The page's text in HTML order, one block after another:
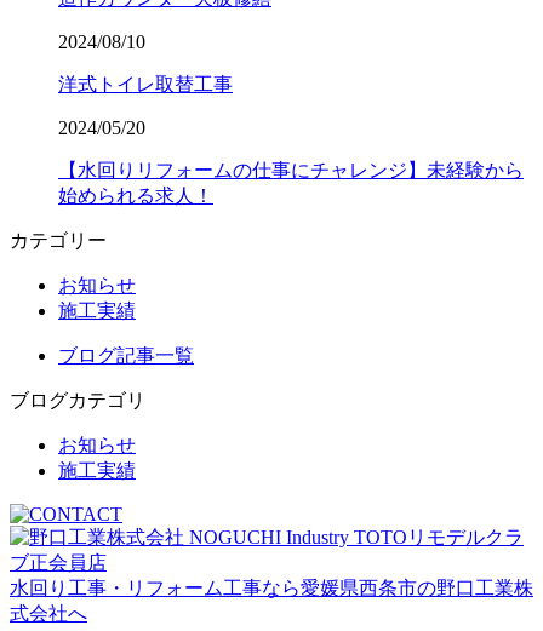
2024/08/10
洋式トイレ取替工事
2024/05/20
【水回りリフォームの仕事にチャレンジ】未経験から
始められる求人！
カテゴリー
お知らせ
施工実績
ブログ記事一覧
ブログカテゴリ
お知らせ
施工実績
水回り工事・リフォーム工事なら愛媛県西条市の野口工業株
式会社へ